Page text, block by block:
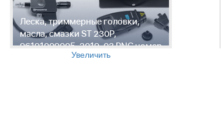
Леска, триммерные головки,
масла, смазки ST 230P,
96191009005, 2019-03 PNC номер
Увеличить